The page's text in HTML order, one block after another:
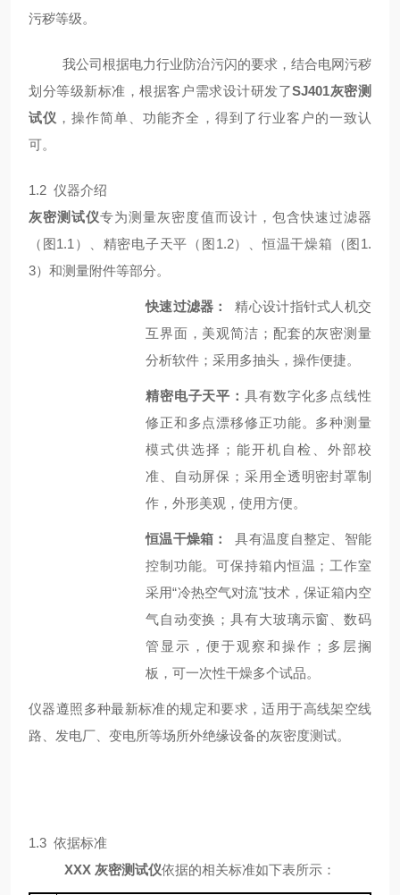
污秽等级。
我公司根据电力行业防治污闪的要求，结合电网污秽
划分等级新标准，根据客户需求设计研发了SJ401灰密测
试仪 ，操作简单、功能齐全，得到了行业客户的一致认
可。
1.2 仪器介绍
灰密测试仪专为测量灰密度值而设计，包含快速过滤器
（图1.1）、精密电子天平（图1.2）、恒温干燥箱（图1.
3）和测量附件等部分。
快速过滤器：精心设计指针式人机交
互界面，美观简洁；配套的灰密测量
分析软件；采用多抽头，操作便捷。
精密电子天平：具有数字化多点线性
修正和多点漂移修正功能。多种测量
模式供选择；能开机自检、外部校
准、自动屏保；采用全透明密封罩制
作，外形美观，使用方便。
恒温干燥箱：具有温度自整定、智能
控制功能。可保持箱内恒温；工作室
采用“冷热空气对流"技术，保证箱内空
气自动变换；具有大玻璃示窗、数码
管显示，便于观察和操作；多层搁
板，可一次性干燥多个试品。
仪器遵照多种最新标准的规定和要求，适用于高线架空线
路、发电厂、变电所等场所外绝缘设备的灰密度测试。
1.3 依据标准
XXX 灰密测试仪依据的相关标准如下表所示：